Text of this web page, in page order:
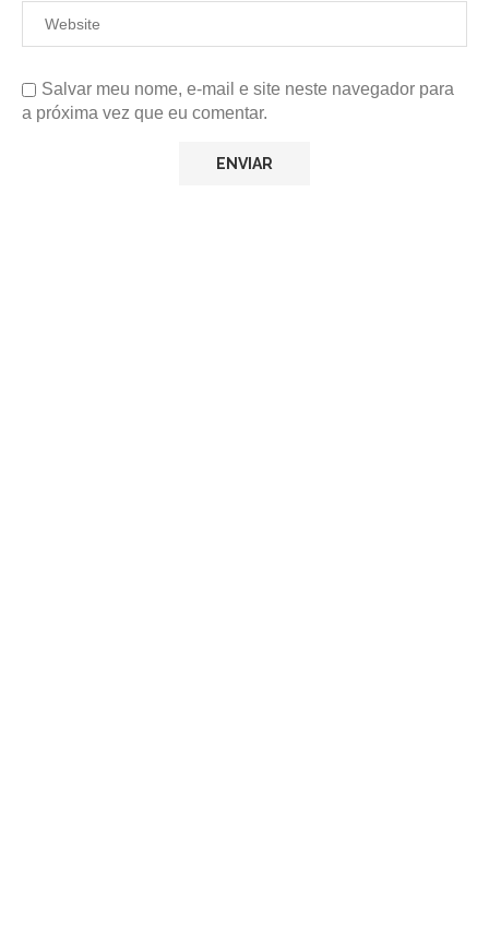
Salvar meu nome, e-mail e site neste navegador para
a próxima vez que eu comentar.